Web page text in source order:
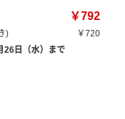
￥792
)
￥720
26日（水）まで